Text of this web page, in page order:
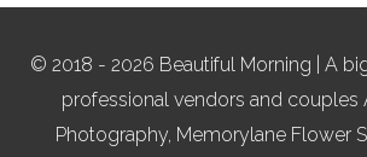
© 2018 - 2026 Beautiful Morning | A
professional vendors and couples
Photography, Memorylane Flower